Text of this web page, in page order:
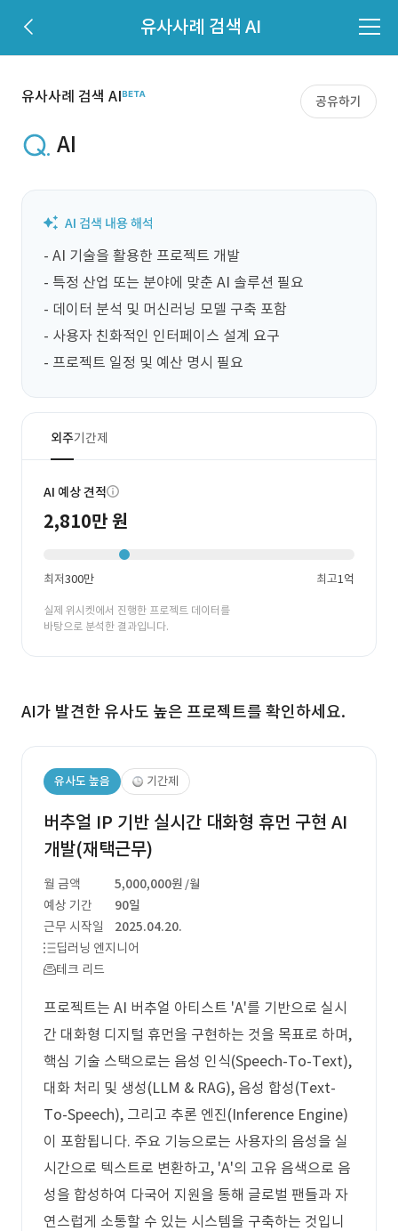
유사사례 검색 AI
유사사례 검색 AI 공유하기
AI
- AI 기술을 활용한 프로젝트 개발
- 특정 산업 또는 분야에 맞춘 AI 솔루션 필요
- 데이터 분석 및 머신러닝 모델 구축 포함
- 사용자 친화적인 인터페이스 설계 요구
- 프로젝트 일정 및 예산 명시 필요
외주기간제
AI 예상 견적
2,810만 원
최저300만 최고1억
실제 위시켓에서 진행한 프로젝트 데이터를
바탕으로 분석한 결과입니다.
AI가 발견한 유사도 높은 프로젝트를 확인하세요.
유사도 높음 기간제
버추얼 IP 기반 실시간 대화형 휴먼 구현 AI
개발(재택근무)
월 금액 5,000,000원 /월
예상 기간
90일
근무 시작일
2025.04.20.
딥러닝 엔지니어
테크 리드
프로젝트는 AI 버추얼 아티스트 'A'를 기반으로 실시
간 대화형 디지털 휴먼을 구현하는 것을 목표로 하며,
핵심 기술 스택으로는 음성 인식(Speech-To-Text),
대화 처리 및 생성(LLM & RAG), 음성 합성(Text-
To-Speech), 그리고 추론 엔진(Inference Engine)
이 포함됩니다. 주요 기능으로는 사용자의 음성을 실
시간으로 텍스트로 변환하고, 'A'의 고유 음색으로 음
성을 합성하여 다국어 지원을 통해 글로벌 팬들과 자
연스럽게 소통할 수 있는 시스템을 구축하는 것입니